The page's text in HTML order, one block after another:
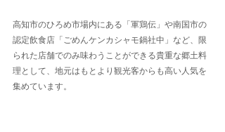
高知市のひろめ市場内にある「軍鶏伝」や南国市の
認定飲食店「ごめんケンカシャモ鍋社中」など、限
られた店舗でのみ味わうことができる貴重な郷土料
理として、地元はもとより観光客からも高い人気を
集めています。